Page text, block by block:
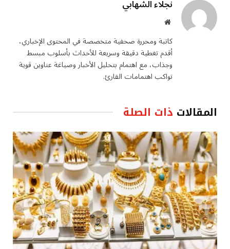
نجلاء الشهابي
موقع
كاتبة ومحررة صحفية متخصصة في المحتوى الإخباري،
أقدم تغطية دقيقة وسريعة للأحداث بأسلوب مبسط
وجذاب، مع اهتمام بتحليل الأخبار وصياغة عناوين قوية
تواكب اهتمامات القارئ.
المقالات ذات الصلة